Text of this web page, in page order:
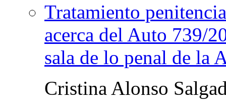
Tratamiento
acerca del Auto 739/
sala de lo penal de la
Cristina Alonso